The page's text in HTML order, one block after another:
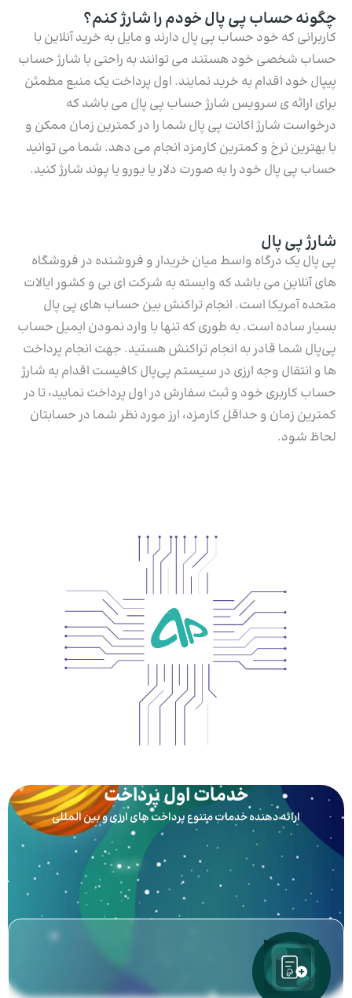
چگونه حساب پی پال خودم را شارژ کنم؟
کاربرانی که خود حساب پی پال دارند و مایل به خرید آنلاین با
حساب شخصی خود هستند می توانند به راحتی با شارژ حساب
پیپال خود اقدام به خرید نمایند. اول پرداخت یک منبع مطمئن
برای ارائه ی سرویس شارژ حساب پی پال می باشد که
درخواست شارژ اکانت پی پال شما را در کمترین زمان ممکن و
با بهترین نرخ و کمترین کارمزد انجام می دهد. شما می توانید
حساب پی پال خود را به صورت دلار یا یورو یا پوند شارژ کنید.
شارژ پی پال
پی پال یک درگاه واسط میان خریدار و فروشنده در فروشگاه
های آنلاین می باشد که وابسته به شرکت ای بی و کشور ایالات
متحده آمریکا است. انجام تراکنش بین حساب های پی پال
بسیار ساده است. به طوری که تنها با وارد نمودن ایمیل حساب
پی‌پال شما قادر به انجام تراکنش هستید. جهت انجام پرداخت
ها و انتقال وجه ارزی در سیستم پی‌پال کافیست اقدام به شارژ
حساب کاربری خود و ثبت سفارش در اول‌ پرداخت نمایید، تا در
کمترین زمان و حداقل کارمزد، ارز مورد نظر شما در حسابتان
لحاظ شود.
خدمات اول پرداخت
ارائه دهنده خدمات متنوع پرداخت های ارزی و بین المللی